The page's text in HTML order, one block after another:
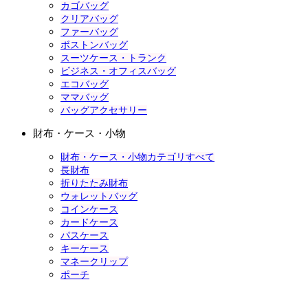
カゴバッグ
クリアバッグ
ファーバッグ
ボストンバッグ
スーツケース・トランク
ビジネス・オフィスバッグ
エコバッグ
ママバッグ
バッグアクセサリー
財布・ケース・小物
財布・ケース・小物カテゴリすべて
長財布
折りたたみ財布
ウォレットバッグ
コインケース
カードケース
パスケース
キーケース
マネークリップ
ポーチ